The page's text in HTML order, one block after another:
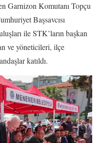
Garnizon Komutanı Topçu
Başsavcısı
ile STK’ların başkan
ve yöneticileri, ilçe
katıldı.